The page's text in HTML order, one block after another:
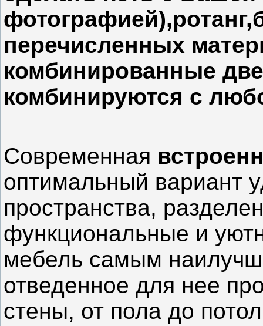
перечисленных
комбинированные
комбинируются с
Современная
оптимальный вариант
пространства,
функциональные и
мебель самым
отведенное для нее
стены, от пола до